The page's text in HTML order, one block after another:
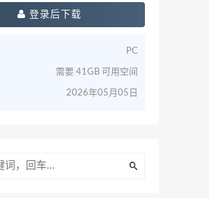
登录后下载
PC
需要 41GB 可用空间
2026年05月05日